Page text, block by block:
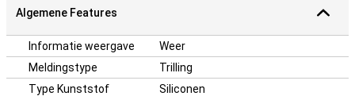
Algemene Features
Informatie weergave
Weer
Meldingstype
Trilling
Type Kunststof
Siliconen